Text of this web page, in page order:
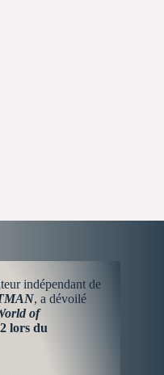
indépendant de
, a dévoilé
of
lors du